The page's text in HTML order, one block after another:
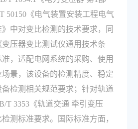
50150《电气装置安装工程电气
中对变比检测的技术要求，同
变压器变比测试仪通用技术条
，适配电网系统的采购、使用
景，该设备的检测精度、稳定
检测相关规范要求；针对轨道
T 3353《轨道交通 牵引变压
测标准要求。国际标准方面，